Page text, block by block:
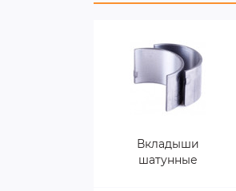
Вкладыши
шатунные